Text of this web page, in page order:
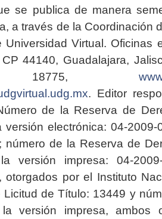
se publica de manera
a través de la Coordinación
Universidad Virtual. Oficinas
44140, Guadalajara,
18775,
. Editor
de la Reserva de
versión electrónica: 04-2009-
número de la Reserva de
versión impresa: 04-2009-
otorgados por el Instituto
Licitud de Título: 13449 y
versión impresa, ambos